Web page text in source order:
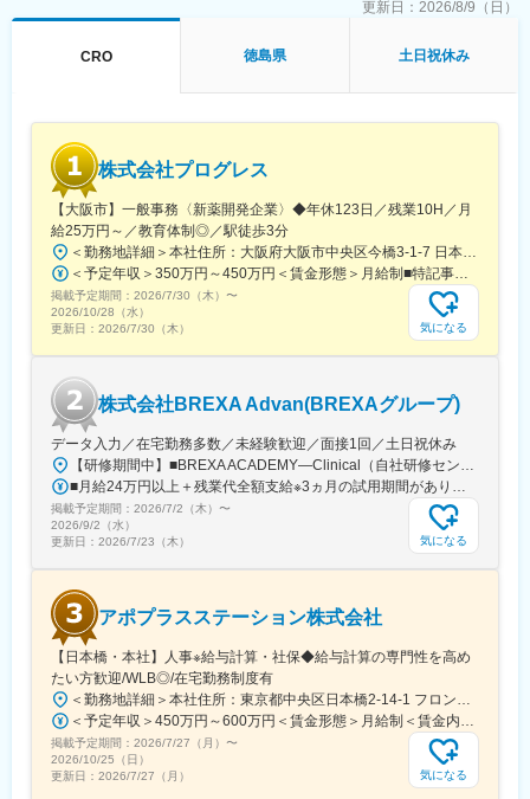
入社後は希望や経験に応じたプロジェクトに配属します。そのプ
ーカーに転籍することも可能です。オファーや延長依頼があった
もできます。また、定期的な面談を通じて、その時々に応じたプ
ロジェクトを提示するなどフレキシブルにキャリアが形成できま
す。その他、本社部門（マネージャー、研修部門など）への道も
あります。
■同社について：
同社は、医療機器・製薬メーカーの営業領域を支援するCSOと呼
ばれる業種です。「新製品が発売されたため営業を増員したい」
「このエリアで営業活動を拡大したい」といったようなメーカー
からのオーダーに対し自社の社員を派遣しています。同社では転
職せずに様々な医薬品・医療機器を経験し、自身に合った営業ス
地方単位内での転勤などエリアの相談が可能です。
変更の範囲：会社の定める業務
更新日： 2026/8/9（日）
CRO 徳島県 土日祝休み
株式会社プログレス
【大阪市】一般事務〈新薬開発企業〉◆年休123日／残業10H／月
給25万円～／教育体制◎／駅徒歩3分
掲載予定期間： 2026/7/30（木） 〜
2026/10/28（水）
更新日： 2026/7/30（木） 気になる
株式会社BREXA Advan(BREXAグループ)
データ入力／在宅勤務多数／未経験歓迎／面接1回／土日祝休み
掲載予定期間： 2026/7/2（木） 〜
2026/9/2（水）
更新日： 2026/7/23（木） 気になる
アポプラスステーション株式会社
【日本橋・本社】人事※給与計算・社保◆給与計算の専門性を高め
たい方歓迎/WLB◎/在宅勤務制度有
掲載予定期間： 2026/7/27（月） 〜
2026/10/25（日）
更新日： 2026/7/27（月） 気になる